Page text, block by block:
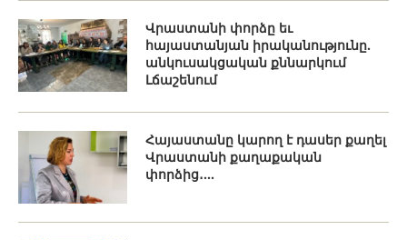
Վրաստանի փորձը եւ
հայաստանյան իրականությունը.
անկուսակցական քննարկում
Լճաշենում
Հայաստանը կարող է դասեր քաղել
Վրաստանի քաղաքական
փորձից․...